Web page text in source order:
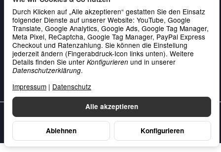
Gesetzliche Informationen
Service & Kontakt
Unsere Datenschutzerklärung•Unser Impressum
Alle akzeptieren
Ablehnen Konfigurieren
Durch Klicken auf „Alle akzeptieren“ gestatten Sie den Einsatz
folgender Dienste auf unserer Website: YouTube, Google
Translate, Google Analytics, Google Ads, Google Tag Manager,
Meta Pixel, ReCaptcha, Google Tag Manager, PayPal Express
Checkout und Ratenzahlung. Sie können die Einstellung
jederzeit ändern (Fingerabdruck-Icon links unten). Weitere
Details finden Sie unter Konfigurieren und in unserer
Datenschutzerklärung.
Impressum | Datenschutz